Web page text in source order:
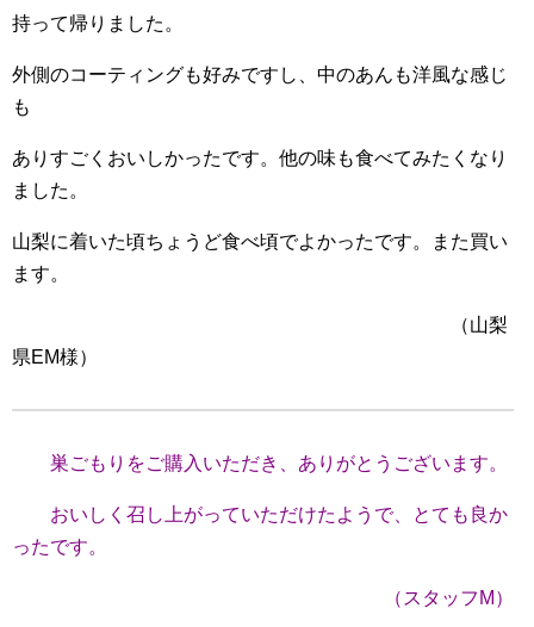
持って帰りました。
外側のコーティングも好みですし、中のあんも洋風な感じ
も
ありすごくおいしかったです。他の味も食べてみたくなり
ました。
山梨に着いた頃ちょうど食べ頃でよかったです。また買い
ます。
（山梨
県EM様）
巣ごもりをご購入いただき、ありがとうございます。
おいしく召し上がっていただけたようで、とても良か
ったです。
（スタッフM）